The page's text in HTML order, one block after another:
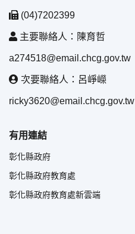
(04)7202399
主要聯絡人：陳育哲
a274518@email.chcg.gov.tw
次要聯絡人：呂崢嶸
ricky3620@email.chcg.gov.tw
有用連結
彰化縣政府
彰化縣政府教育處
彰化縣政府教育處新雲端